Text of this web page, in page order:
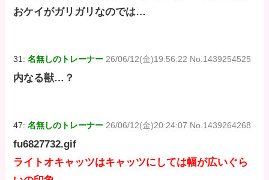
おケイがガリガリなのでは…
31:名無しのトレーナー 26/06/12(金)19:56:22 No.1439254525
内なる獣…？
47:名無しのトレーナー 26/06/12(金)20:24:07 No.1439264268
fu6827732.gif
ライトオキャッツはキャッツにしては幅が広いぐら